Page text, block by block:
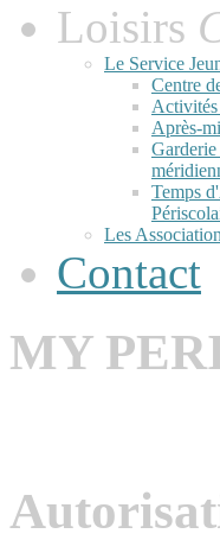
Loisirs
Le Service
Centre
Activités
Après-
Temps
Les
Contact
MY